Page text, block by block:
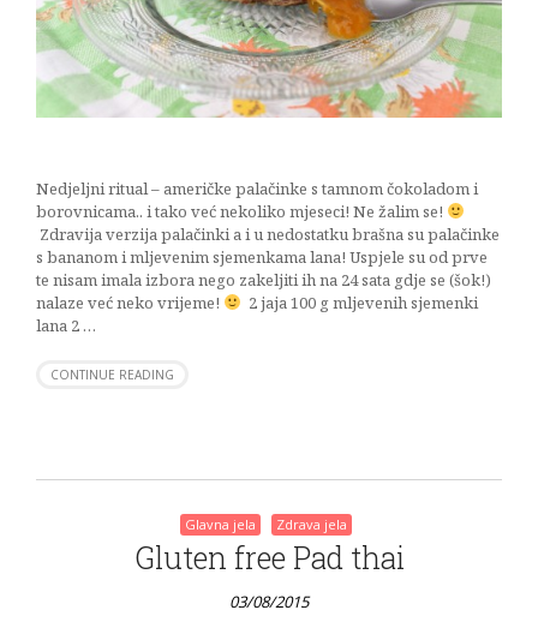
Nedjeljni ritual – američke palačinke s tamnom čokoladom i
borovnicama.. i tako već nekoliko mjeseci! Ne žalim se!
Zdravija verzija palačinki a i u nedostatku brašna su palačinke
s bananom i mljevenim sjemenkama lana! Uspjele su od prve
te nisam imala izbora nego zakeljiti ih na 24 sata gdje se (šok!)
nalaze već neko vrijeme!
2 jaja 100 g mljevenih sjemenki
lana 2 …
CONTINUE READING
Glavna jela Zdrava jela
Gluten free Pad thai
03/08/2015